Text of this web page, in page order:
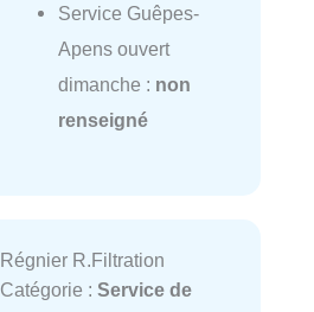
Service Guêpes-
Apens ouvert
dimanche : non
renseigné
Régnier R.Filtration
Catégorie : Service de